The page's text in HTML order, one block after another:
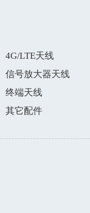
4G/LTE天线
信号放大器天线
终端天线
其它配件